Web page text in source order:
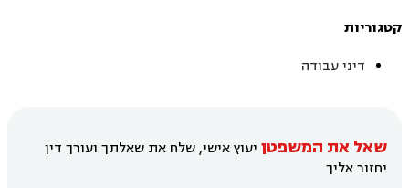
קטגוריות
דיני עבודה
שאל את המשפטן יעוץ אישי, שלח את שאלתך ועורך דין
יחזור אליך